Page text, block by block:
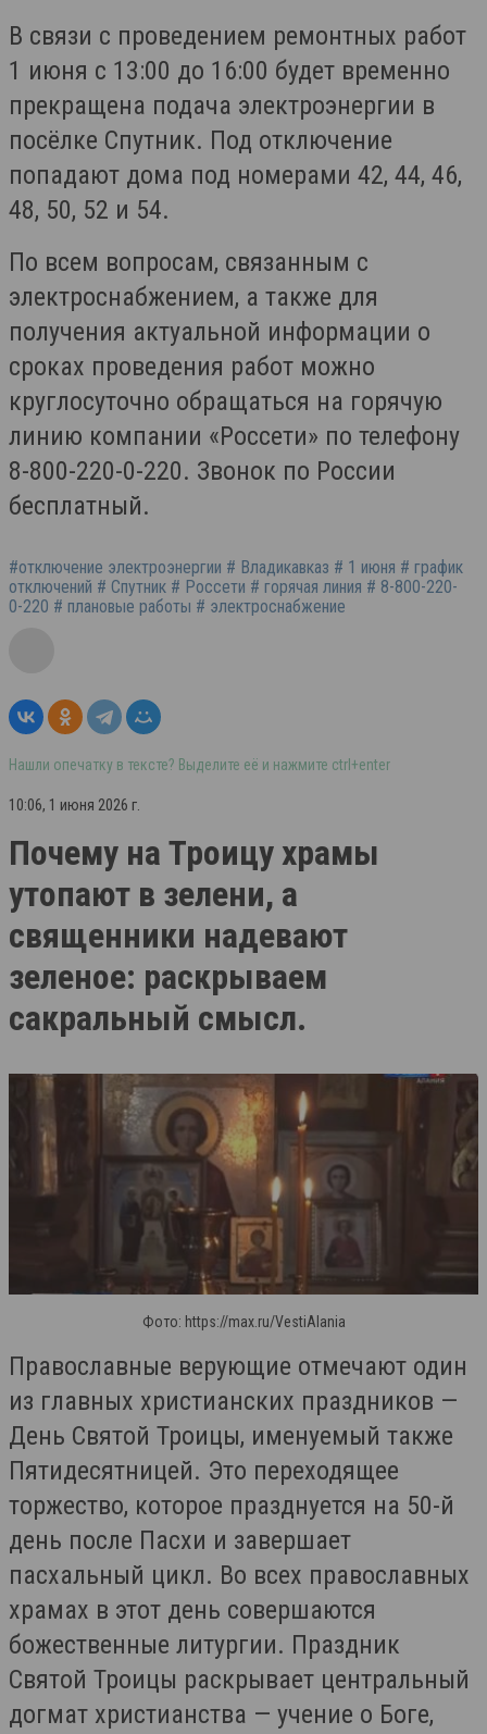
В связи с проведением ремонтных работ
1 июня с 13:00 до 16:00 будет временно
прекращена подача электроэнергии в
посёлке Спутник. Под отключение
попадают дома под номерами 42, 44, 46,
48, 50, 52 и 54.
По всем вопросам, связанным с
электроснабжением, а также для
получения актуальной информации о
сроках проведения работ можно
круглосуточно обращаться на горячую
линию компании «Россети» по телефону
8-800-220-0-220. Звонок по России
бесплатный.
#отключение электроэнергии # Владикавказ # 1 июня # график
отключений # Спутник # Россети # горячая линия # 8-800-220-
0-220 # плановые работы # электроснабжение
Нашли опечатку в тексте? Выделите её и нажмите ctrl+enter
10:06, 1 июня 2026 г.
Почему на Троицу храмы
утопают в зелени, а
священники надевают
зеленое: раскрываем
сакральный смысл.
Фото: https://max.ru/VestiAlania
Православные верующие отмечают один
из главных христианских праздников —
День Святой Троицы, именуемый также
Пятидесятницей. Это переходящее
торжество, которое празднуется на 50-й
день после Пасхи и завершает
пасхальный цикл. Во всех православных
храмах в этот день совершаются
божественные литургии. Праздник
Святой Троицы раскрывает центральный
догмат христианства — учение о Боге,